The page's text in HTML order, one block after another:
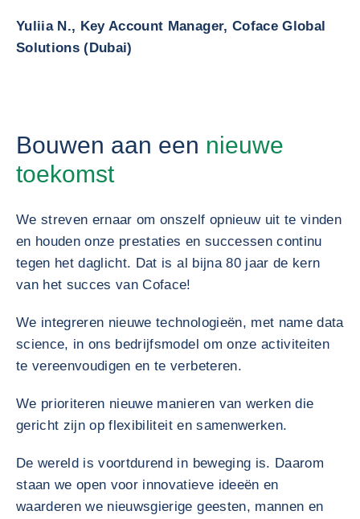
Yuliia N., Key Account Manager, Coface Global
Solutions (Dubai)
Bouwen aan een nieuwe
toekomst
We streven ernaar om onszelf opnieuw uit te vinden
en houden onze prestaties en successen continu
tegen het daglicht. Dat is al bijna 80 jaar de kern
van het succes van Coface!
We integreren nieuwe technologieën, met name data
science, in ons bedrijfsmodel om onze activiteiten
te vereenvoudigen en te verbeteren.
We prioriteren nieuwe manieren van werken die
gericht zijn op flexibiliteit en samenwerken.
De wereld is voortdurend in beweging is. Daarom
staan we open voor innovatieve ideeën en
waarderen we nieuwsgierige geesten, mannen en